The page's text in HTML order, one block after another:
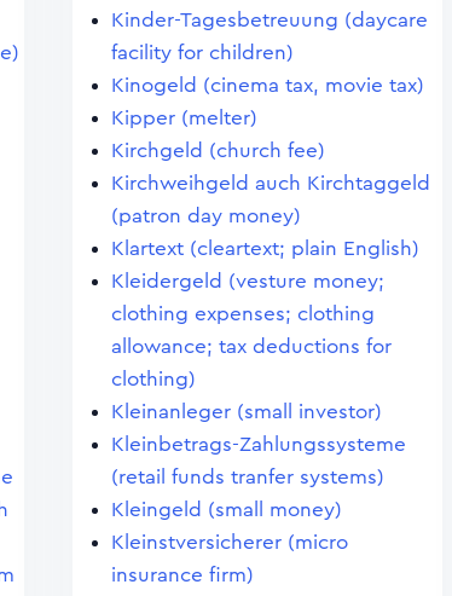
Kinder-Tagesbetreuung (daycare
facility for children)
Kinogeld (cinema tax, movie tax)
Kipper (melter)
Kirchgeld (church fee)
Kirchweihgeld auch Kirchtaggeld
(patron day money)
Klartext (cleartext; plain English)
Kleidergeld (vesture money;
clothing expenses; clothing
allowance; tax deductions for
clothing)
Kleinanleger (small investor)
Kleinbetrags-Zahlungssysteme
(retail funds tranfer systems)
Kleingeld (small money)
Kleinstversicherer (micro
insurance firm)